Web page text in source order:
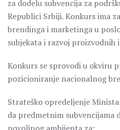
za dodelu subvencija za
Republici Srbiji. Konkurs ima
brendinga i marketinga u
subjekata i razvoj proizvodnih
Konkurs se sprovodi u okviru
pozicioniranje nacionalnog
Strateško opredeljenje
da predmetnim subvencijama